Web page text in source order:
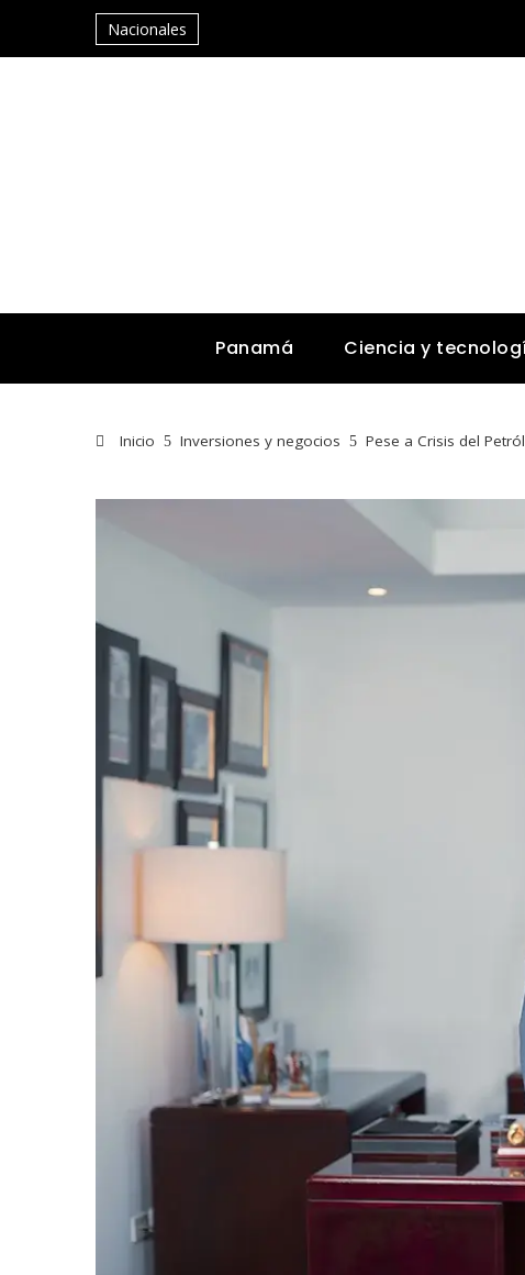
Nacionales
Panamá Ciencia y
Inicio Inversiones y negocios Pese a Crisis del